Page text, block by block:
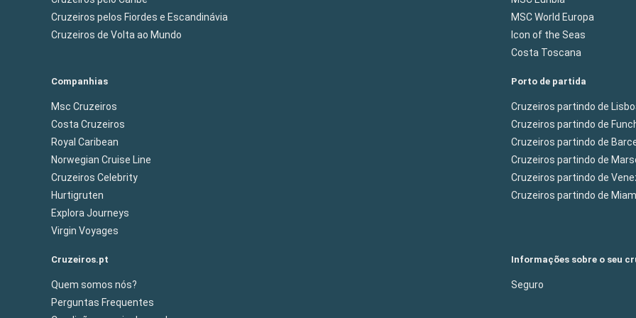
Cruzeiros pelos Fiordes e Escandinávia
Cruzeiros de Volta ao Mundo
MSC World Europa
Icon of the Seas
Costa Toscana
Companhias
Msc Cruzeiros
Costa Cruzeiros
Royal Caribean
Norwegian Cruise Line
Cruzeiros Celebrity
Hurtigruten
Explora Journeys
Virgin Voyages
Porto de partida
Cruzeiros partindo de
Cruzeiros partindo de
Cruzeiros partindo de
Cruzeiros partindo de
Cruzeiros partindo de
Cruzeiros partindo de Miam
Cruzeiros.pt
Quem somos nós?
Perguntas Frequentes
Informações sobre o seu
Seguro